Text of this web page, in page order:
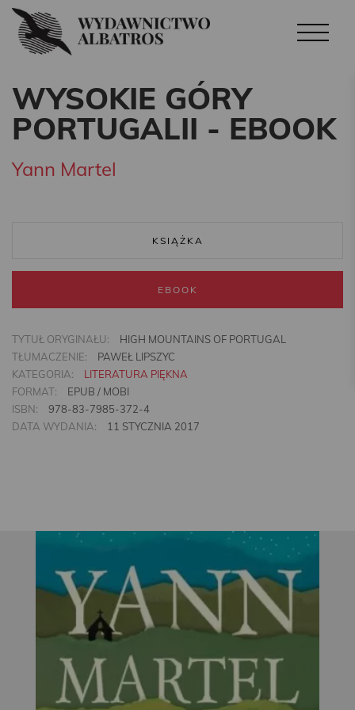
WYSOKIE GÓRY
PORTUGALII - EBOOK
Yann Martel
KSIĄŻKA
EBOOK
TYTUŁ ORYGINAŁU:
HIGH MOUNTAINS OF PORTUGAL
TŁUMACZENIE:
PAWEŁ LIPSZYC
KATEGORIA:
LITERATURA PIĘKNA
FORMAT:
EPUB / MOBI
ISBN:
978-83-7985-372-4
DATA WYDANIA:
11 STYCZNIA 2017